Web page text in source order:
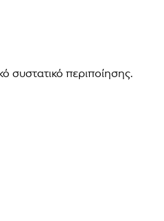
συστατικό περιποίησης.